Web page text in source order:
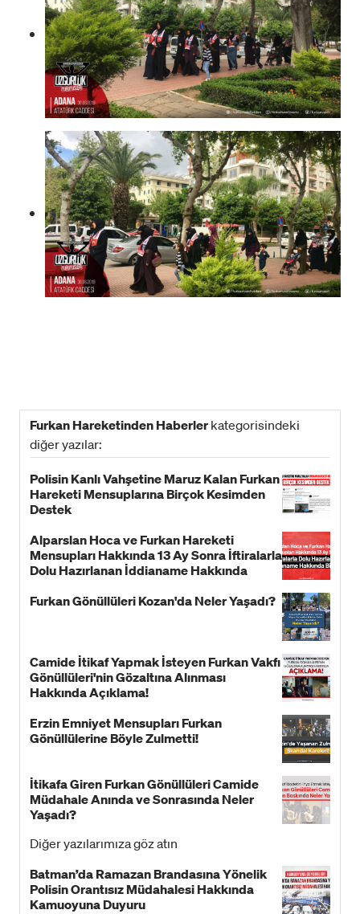
Furkan Hareketinden Haberlerkategorisindeki
diğer yazılar:
Polisin Kanlı Vahşetine Maruz Kalan Furkan
Hareketi Mensuplarına Birçok Kesimden
Destek
Alparslan Hoca ve Furkan Hareketi
Mensupları Hakkında 13 Ay Sonra İftiralarla
Dolu Hazırlanan İddianame Hakkında
Furkan Gönüllüleri Kozan'da Neler Yaşadı?
Camide İtikaf Yapmak İsteyen Furkan Vakfı
Gönüllüleri'nin Gözaltına Alınması
Hakkında Açıklama!
Erzin Emniyet Mensupları Furkan
Gönüllülerine Böyle Zulmetti!
İtikafa Giren Furkan Gönüllüleri Camide
Müdahale Anında ve Sonrasında Neler
Yaşadı?
Diğer yazılarımıza göz atın
Batman’da Ramazan Brandasına Yönelik
Polisin Orantısız Müdahalesi Hakkında
Kamuoyuna Duyuru